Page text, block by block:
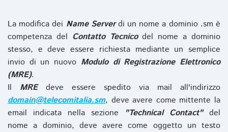
La modifica dei Name Serverdi un nome a dominio .sm è
competenza del Contatto Tecnicodel nome a dominio
stesso, e deve essere richiesta mediante un semplice
invio di un nuovo Modulo di Registrazione Elettronico
(MRE).
Il MREdeve essere spedito via mail all'indirizzo
domain@telecomitalia.sm, deve avere come mittente la
email indicata nella sezione
"Technical Contact"del
nome a dominio, deve avere come oggetto un testo